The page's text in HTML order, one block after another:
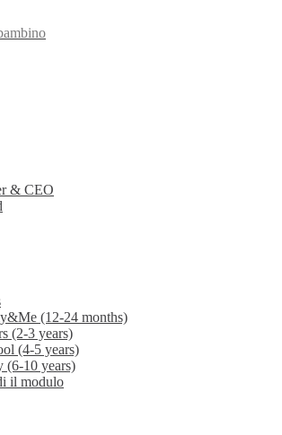
& CEO
(12-24 months)
(2-3 years)
(4-5 years)
(6-10 years)
il modulo